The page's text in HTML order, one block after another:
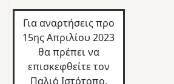
Για αναρτήσεις προ
15ης Απριλίου 2023
θα πρέπει να
επισκεφθείτε τον
Παλιό Ιστότοπο.